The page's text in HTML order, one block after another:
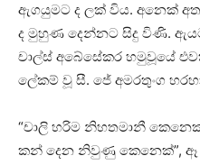
ඇගයුමට ද ලක් විය. අනෙක්
ද මුහුණ දෙන්නට සිදු විණි. ඇයට
චාල්ස් අබේසේකර හමුවූයේ
ලේකම් වූ සී. ජේ අමරතුංග
“චාලි හරිම නිහතමානී
කන් දෙන නිවුණු කෙනෙක්”, ඈ